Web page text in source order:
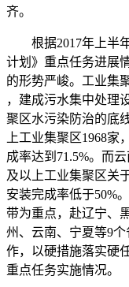
齐。
根据2017年上半年
计划》重点任务进展
的形势严峻。工业集
，建成污水集中处理
聚区水污染防治的底
上工业集聚区1968
成率达到71.5%。而
及以上工业集聚区关
安装完成率低于50%
带为重点，赴辽宁、
州、云南、宁夏等9
作，以硬措施落实硬
重点任务实施情况。